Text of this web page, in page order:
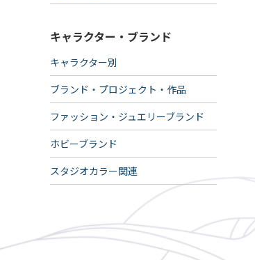
キャラクター・ブランド
キャラクター別
ブランド・プロジェクト・作品
ファッション・ジュエリーブランド
ホビーブランド
スタジオカラー関連